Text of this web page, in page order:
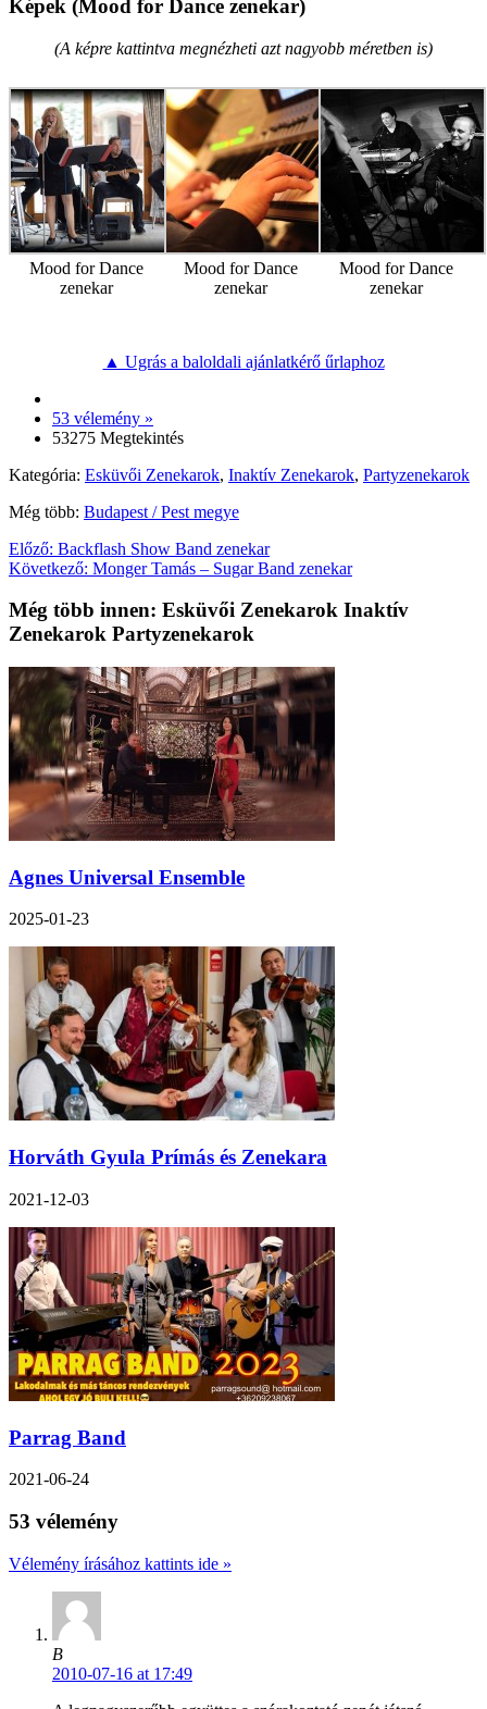
Képek (Mood for Dance zenekar)
(A képre kattintva megnézheti azt nagyobb méretben is)
Mood for Dance
zenekar
Mood for Dance
zenekar
Mood for Dance
zenekar
▲ Ugrás a baloldali ajánlatkérő űrlaphoz
53 vélemény »
53275 Megtekintés
Kategória: Esküvői Zenekarok, Inaktív Zenekarok, Partyzenekarok
Még több: Budapest / Pest megye
Előző: Backflash Show Band zenekar
Következő: Monger Tamás – Sugar Band zenekar
Még több innen: Esküvői Zenekarok Inaktív
Zenekarok Partyzenekarok
Agnes Universal Ensemble
2025-01-23
Horváth Gyula Prímás és Zenekara
2021-12-03
Parrag Band
2021-06-24
53 vélemény
Vélemény írásához kattints ide »
B
2010-07-16 at 17:49